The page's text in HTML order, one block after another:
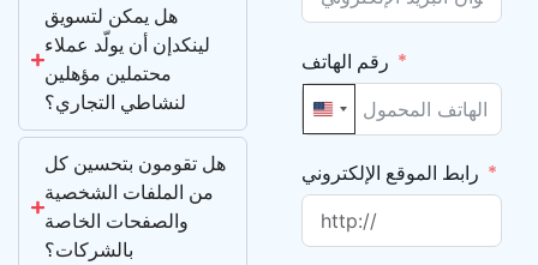
هل يمكن لتسويق
لينكدإن أن يولّد عملاء
محتملين مؤهلين
لنشاطي التجاري؟
هل تقومون بتحسين كل
من الملفات الشخصية
والصفحات الخاصة
بالشركات؟
رقم الهاتف
United States +1
رابط الموقع الإلكتروني